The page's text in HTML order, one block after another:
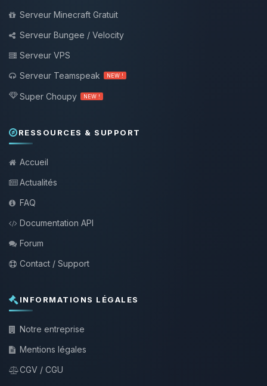
Serveur Minecraft Gratuit
Serveur Bungee / Velocity
Serveur VPS
Serveur Teamspeak
NEW !
Super Choupy NEW !
RESSOURCES & SUPPORT
Accueil
Actualités
FAQ
Documentation API
Forum
Contact / Support
INFORMATIONS LÉGALES
Notre entreprise
Mentions légales
CGV / CGU